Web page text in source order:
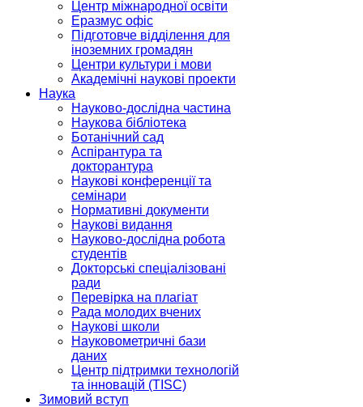
Центр міжнародної освіти
Еразмус офіс
Підготовче відділення для
іноземних громадян
Центри культури і мови
Академічні наукові проекти
Наука
Науково-дослідна частина
Наукова бібліотека
Ботанічний сад
Аспірантура та
докторантура
Наукові конференції та
семінари
Нормативні документи
Наукові видання
Науково-дослідна робота
студентів
Докторські спеціалізовані
ради
Перевірка на плагіат
Рада молодих вчених
Наукові школи
Науковометричні бази
даних
Центр підтримки технологій
та інновацій (TISC)
Зимовий вступ